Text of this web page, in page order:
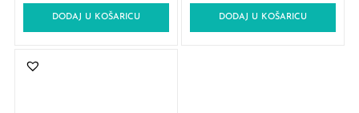
DODAJ U KOŠARICU DODAJ U KOŠARICU